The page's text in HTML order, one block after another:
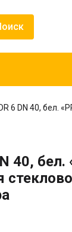
6 DN 40, бел.
40, бел.